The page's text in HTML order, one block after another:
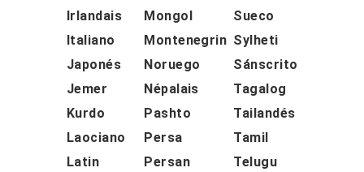
Irlandais
Italiano
Japonés
Jemer
Kurdo
Laociano
Latin
Mongol
Montenegrin
Noruego
Népalais
Pashto
Persa
Persan
Sueco
Sylheti
Sánscrito
Tagalog
Tailandés
Tamil
Telugu